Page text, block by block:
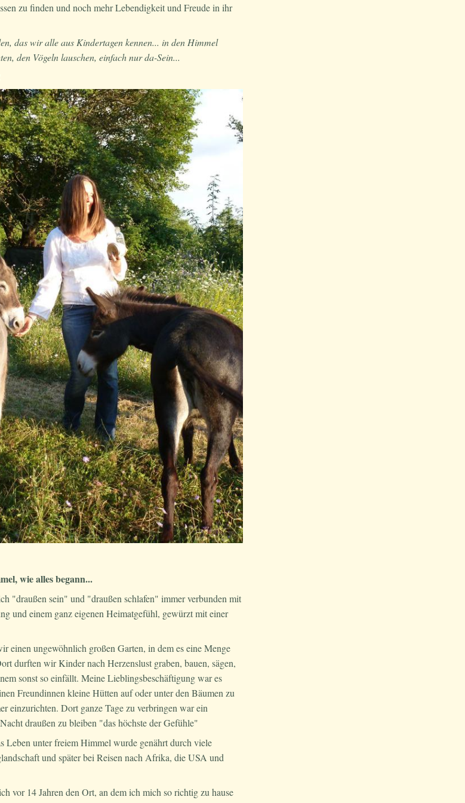
zu finden und noch mehr Lebendigkeit und Freude in ihr
das wir alle aus Kindertagen kennen... in den Himmel
den Vögeln lauschen, einfach nur da-Sein...
wie alles begann...
"draußen sein" und "draußen schlafen" immer verbunden mit
und einem ganz eigenen Heimatgefühl, gewürzt mit einer
einen ungewöhnlich großen Garten, in dem es eine Menge
durften wir Kinder nach Herzenslust graben, bauen, sägen,
sonst so einfällt. Meine Lieblingsbeschäftigung war es
Freundinnen kleine Hütten auf oder unter den Bäumen zu
einzurichten. Dort ganze Tage zu verbringen war ein
draußen zu bleiben "das höchste der Gefühle"
Leben unter freiem Himmel wurde genährt durch viele
und später bei Reisen nach Afrika, die USA und
vor 14 Jahren den Ort, an dem ich mich so richtig zu hause